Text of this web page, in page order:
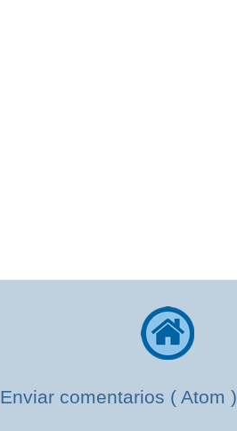
Enviar comentarios ( Atom )